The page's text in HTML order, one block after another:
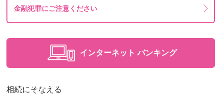
金融犯罪にご注意ください
インターネット バンキング
相続にそなえる